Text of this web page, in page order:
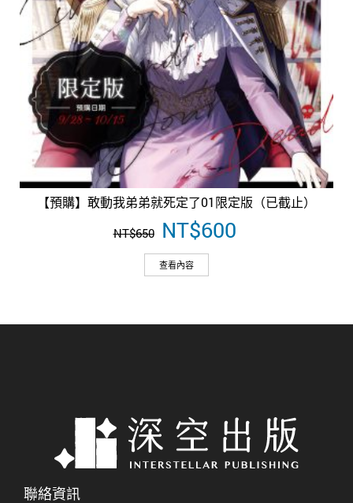
【預購】敢動我弟弟就死定了01限定版（已截止）
NT$650 原
始
價
格：
NT$600
查看內容
聯絡資訊